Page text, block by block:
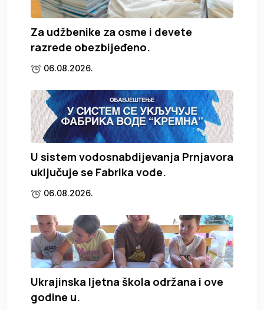
Za udžbenike za osme i devete
razrede obezbijeđeno.
06.08.2026.
U sistem vodosnabdijevanja Prnjavora
uključuje se Fabrika vode.
06.08.2026.
Ukrajinska ljetna škola održana i ove
godine u.